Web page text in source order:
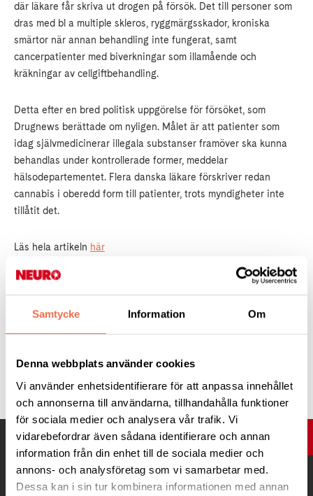
Samtycke Information Om
Denna webbplats använder cookies
Vi använder enhetsidentifierare för att anpassa innehållet
och annonserna till användarna, tillhandahålla funktioner
för sociala medier och analysera vår trafik. Vi
vidarebefordrar även sådana identifierare och annan
information från din enhet till de sociala medier och
annons- och analysföretag som vi samarbetar med.
Dessa kan i sin tur kombinera informationen med annan
där läkare får skriva ut drogen på försök. Det till personer som
dras med bl a multiple skleros, ryggmärgsskador, kroniska
smärtor när annan behandling inte fungerat, samt
cancerpatienter med biverkningar som illamående och
kräkningar av cellgiftbehandling.
Detta efter en bred politisk uppgörelse för försöket, som
Drugnews berättade om nyligen. Målet är att patienter som
idag självmedicinerar illegala substanser framöver ska kunna
behandlas under kontrollerade former, meddelar
hälsodepartementet. Flera danska läkare förskriver redan
cannabis i oberedd form till patienter, trots myndigheter inte
tillåtit det.
Läs hela artikeln här
Läs merhär